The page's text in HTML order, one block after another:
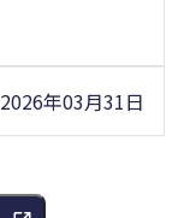
年03月31日